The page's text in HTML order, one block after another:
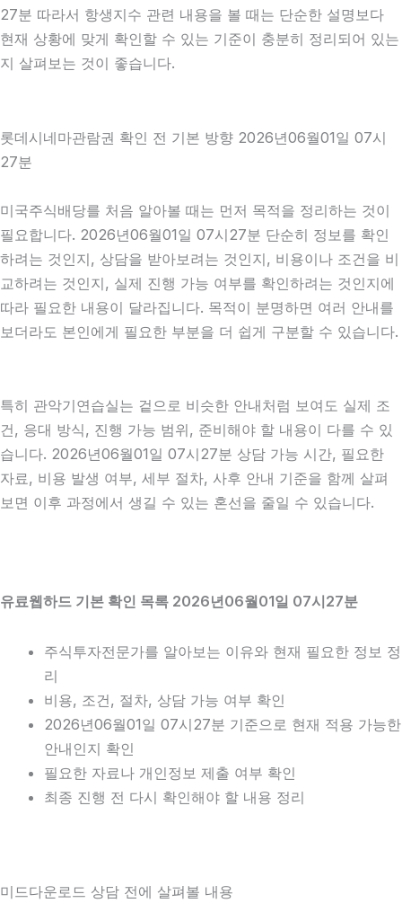
27분 따라서 항생지수 관련 내용을 볼 때는 단순한 설명보다
현재 상황에 맞게 확인할 수 있는 기준이 충분히 정리되어 있는
지 살펴보는 것이 좋습니다.
롯데시네마관람권 확인 전 기본 방향 2026년06월01일 07시
27분
미국주식배당를 처음 알아볼 때는 먼저 목적을 정리하는 것이
필요합니다. 2026년06월01일 07시27분 단순히 정보를 확인
하려는 것인지, 상담을 받아보려는 것인지, 비용이나 조건을 비
교하려는 것인지, 실제 진행 가능 여부를 확인하려는 것인지에
따라 필요한 내용이 달라집니다. 목적이 분명하면 여러 안내를
보더라도 본인에게 필요한 부분을 더 쉽게 구분할 수 있습니다.
특히 관악기연습실는 겉으로 비슷한 안내처럼 보여도 실제 조
건, 응대 방식, 진행 가능 범위, 준비해야 할 내용이 다를 수 있
습니다. 2026년06월01일 07시27분 상담 가능 시간, 필요한
자료, 비용 발생 여부, 세부 절차, 사후 안내 기준을 함께 살펴
보면 이후 과정에서 생길 수 있는 혼선을 줄일 수 있습니다.
유료웹하드 기본 확인 목록 2026년06월01일 07시27분
주식투자전문가를 알아보는 이유와 현재 필요한 정보 정
리
비용, 조건, 절차, 상담 가능 여부 확인
2026년06월01일 07시27분 기준으로 현재 적용 가능한
안내인지 확인
필요한 자료나 개인정보 제출 여부 확인
최종 진행 전 다시 확인해야 할 내용 정리
미드다운로드 상담 전에 살펴볼 내용